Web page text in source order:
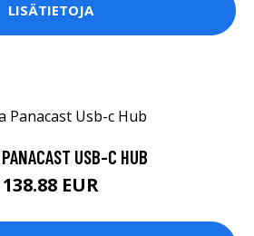
LISÄTIETOJA
USB-C HUB
138.88 EUR